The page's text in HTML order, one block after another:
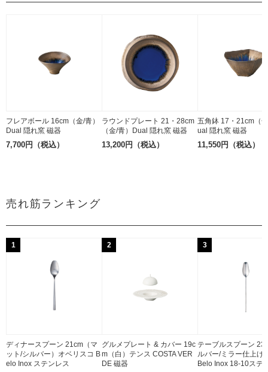
フレアボール 16cm（金/青）
Dual 隠れ窯 磁器
7,700円（税込）
ラウンドプレート 21・28cm
（金/青）Dual 隠れ窯 磁器
13,200円（税込）
五角鉢 17・21cm（
ual 隠れ窯 磁器
11,550円（税込）
売れ筋ランキング
1
ディナースプーン 21cm（マ
ット/シルバー）オベリスコ B
elo Inox ステンレス
2
グルメプレート & カバー 19c
m（白）テンス COSTA VER
DE 磁器
3
テーブルスプーン
ルバー/ミラー仕上げ
Belo Inox 18-10ステ